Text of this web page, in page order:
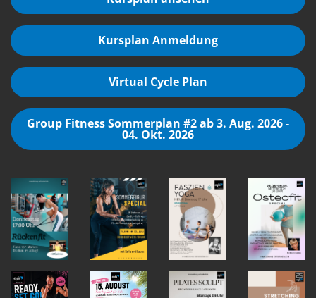
Kursplan Anmeldung
Virtual Cycle Plan
Group Fitness Sommerplan #2 ab 3. Aug. 2026 -
04. Okt. 2026